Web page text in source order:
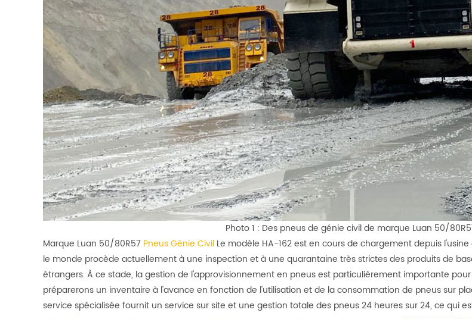
Photo 1 : Des pneus de génie civil de marque Luan 50/
Marque Luan 50/80R57 Pneus Génie Civil Le modèle HA-162 est en cours de chargement depuis
le monde procède actuellement à une inspection et à une quarantaine très strictes des produits de
étrangers. À ce stade, la gestion de l'approvisionnement en pneus est particulièrement importante
préparerons un inventaire à l'avance en fonction de l'utilisation et de la consommation de pneus sur
service spécialisée fournit un service sur site et une gestion totale des pneus 24 heures sur 24, ce qui